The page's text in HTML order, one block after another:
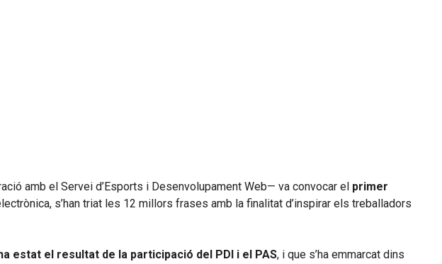
amb el Servei d’Esports i Desenvolupament Web— va convocar el primer
s’han triat les 12 millors frases amb la finalitat d’inspirar els treballadors
estat el resultat de la participació del PDI i el PAS, i que s’ha emmarcat dins